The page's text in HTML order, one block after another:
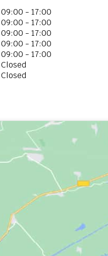
09:00 - 17:00
09:00 - 17:00
09:00 - 17:00
09:00 - 17:00
09:00 - 17:00
Closed
Closed